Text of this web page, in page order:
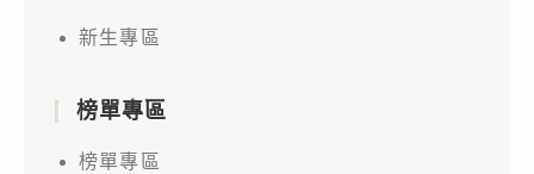
新生專區
榜單專區
榜單專區